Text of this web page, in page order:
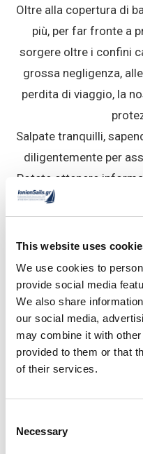
This website uses
We use cookies to
provide social media
We also share
our social media,
may combine it with
provided to them or that
of their services.
Selection
Necessary
Oltre alla copertura di
più, per far fronte a
sorgere oltre i confini
grossa negligenza,
perdita di viaggio, la
Salpate tranquilli,
diligentemente per
Potete ottenere
tramite il nostro partner
La sicurezza prima di
offrono copertura
durante le attività di
incidenti, uso del
rimborso spese
di offrire copertura
emergenza marittima
bordo. Potete
polizze